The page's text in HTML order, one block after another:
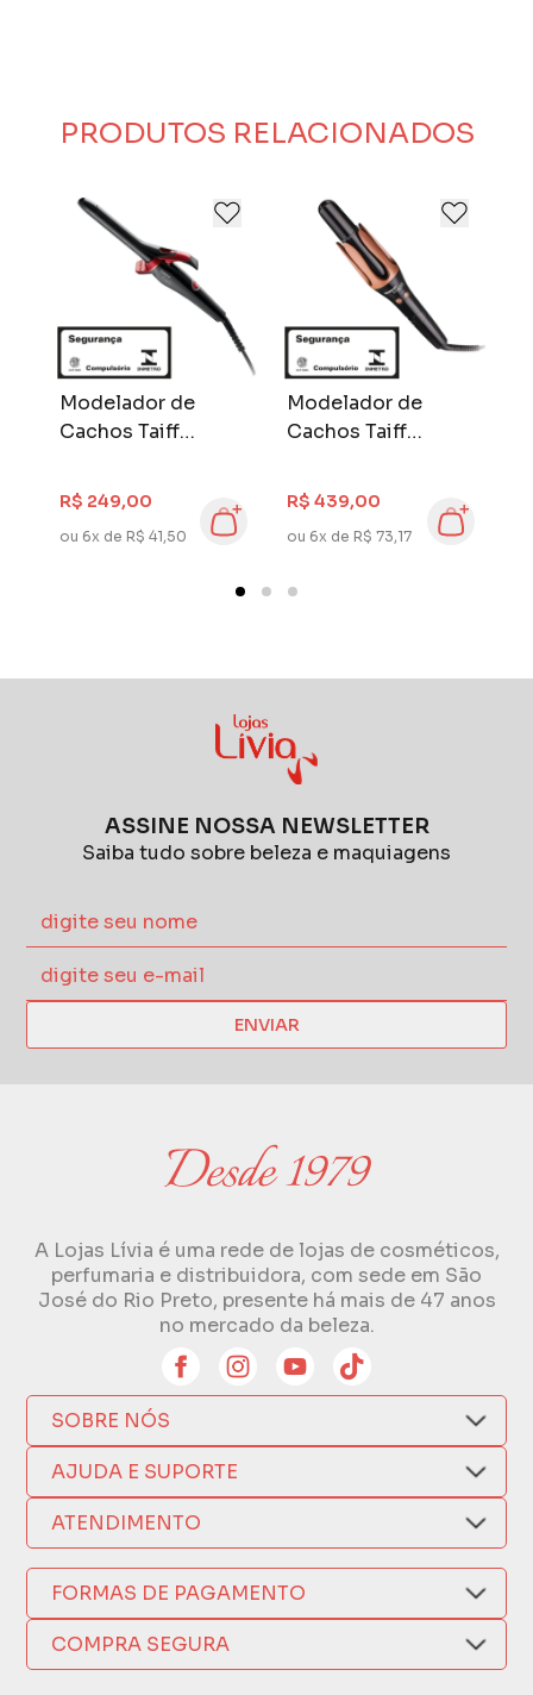
Sua história é feita por quem realmente
qualidade.
Taiff. Apaixonados por cabelos.
PRODUTOS RELACIONADOS
Modelador de
Cachos Taiff
Polegada Bivolt
R$ 249,00
ou 6x de R$ 41,50
Modelador de
Cachos Taiff
Bivolt
R$ 439,00
ou 6x de R$ 73,17
ASSINE NOSSA NEWSLETTER
Saiba tudo sobre beleza e maquiagens
ENVIAR
A Lojas Lívia é uma rede de lojas de cosméticos,
perfumaria e distribuidora, com sede em São
José do Rio Preto, presente há mais de 47 anos
no mercado da beleza.
SOBRE NÓS
Quem Somos
Compra Segura
Como Comprar
Nossas Lojas
Política de Privacidade
AJUDA E SUPORTE
Nosso Aplicativo
Trocas e Devoluções
Formas de Pagamento
Fretes e Entregas
Fabricantes
Termos de Compra e Venda
ATENDIMENTO
(17) 3209-9595
sacweb@lojaslivia.com.br
FORMAS DE PAGAMENTO
COMPRA SEGURA